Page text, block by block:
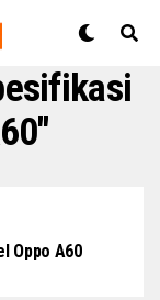
Oppo A60